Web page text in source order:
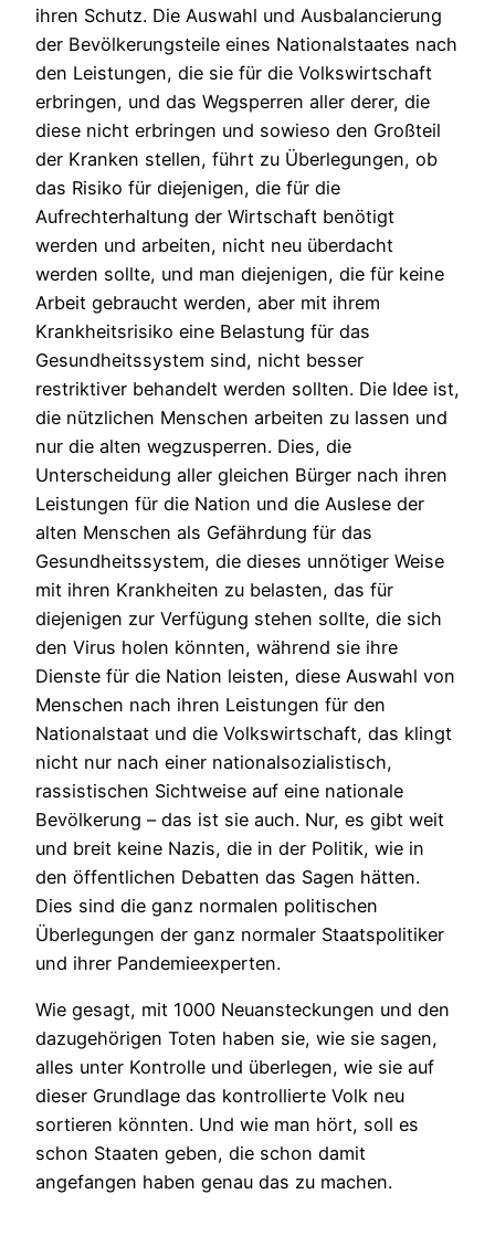
ihren Schutz. Die Auswahl und Ausbalancierung
der Bevölkerungsteile eines Nationalstaates nach
den Leistungen, die sie für die Volkswirtschaft
erbringen, und das Wegsperren aller derer, die
diese nicht erbringen und sowieso den Großteil
der Kranken stellen, führt zu Überlegungen, ob
das Risiko für diejenigen, die für die
Aufrechterhaltung der Wirtschaft benötigt
werden und arbeiten, nicht neu überdacht
werden sollte, und man diejenigen, die für keine
Arbeit gebraucht werden, aber mit ihrem
Krankheitsrisiko eine Belastung für das
Gesundheitssystem sind, nicht besser
restriktiver behandelt werden sollten. Die Idee ist,
die nützlichen Menschen arbeiten zu lassen und
nur die alten wegzusperren. Dies, die
Unterscheidung aller gleichen Bürger nach ihren
Leistungen für die Nation und die Auslese der
alten Menschen als Gefährdung für das
Gesundheitssystem, die dieses unnötiger Weise
mit ihren Krankheiten zu belasten, das für
diejenigen zur Verfügung stehen sollte, die sich
den Virus holen könnten, während sie ihre
Dienste für die Nation leisten, diese Auswahl von
Menschen nach ihren Leistungen für den
Nationalstaat und die Volkswirtschaft, das klingt
nicht nur nach einer nationalsozialistisch,
rassistischen Sichtweise auf eine nationale
Bevölkerung – das ist sie auch. Nur, es gibt weit
und breit keine Nazis, die in der Politik, wie in
den öffentlichen Debatten das Sagen hätten.
Dies sind die ganz normalen politischen
Überlegungen der ganz normaler Staatspolitiker
und ihrer Pandemieexperten.
Wie gesagt, mit 1000 Neuansteckungen und den
dazugehörigen Toten haben sie, wie sie sagen,
alles unter Kontrolle und überlegen, wie sie auf
dieser Grundlage das kontrollierte Volk neu
sortieren könnten. Und wie man hört, soll es
schon Staaten geben, die schon damit
angefangen haben genau das zu machen.